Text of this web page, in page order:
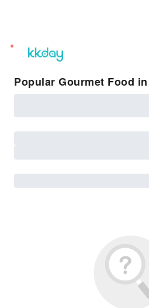
unread
notifications
Popular Gourmet Food in